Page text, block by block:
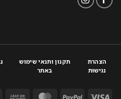
הצהרת
נגישות
תקנון ותנאי שימוש
באתר